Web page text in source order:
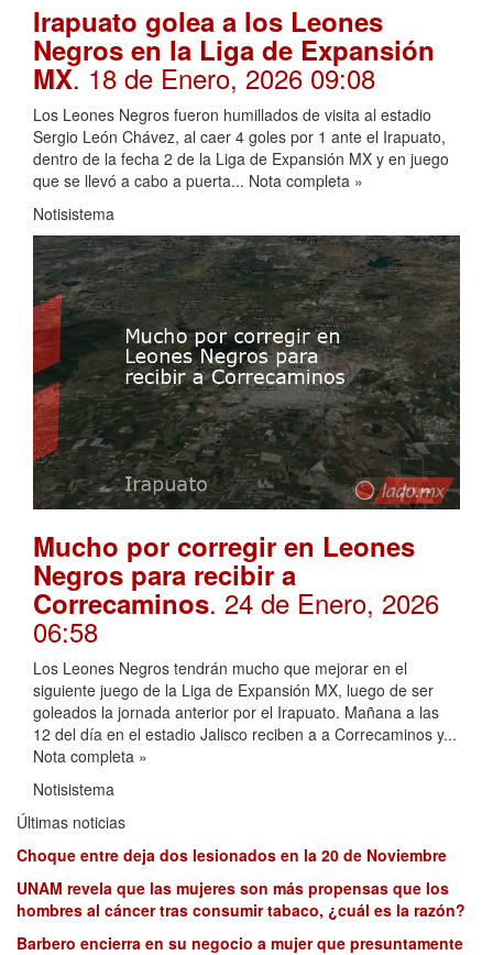
Irapuato golea a los Leones
Negros en la Liga de Expansión
MX. 18 de Enero, 2026 09:08
Los Leones Negros fueron humillados de visita al estadio
Sergio León Chávez, al caer 4 goles por 1 ante el Irapuato,
dentro de la fecha 2 de la Liga de Expansión MX y en juego
que se llevó a cabo a puerta... Nota completa »
Notisistema
Mucho por corregir en Leones
Negros para recibir a
Correcaminos. 24 de Enero, 2026
06:58
Los Leones Negros tendrán mucho que mejorar en el
siguiente juego de la Liga de Expansión MX, luego de ser
goleados la jornada anterior por el Irapuato. Mañana a las
12 del día en el estadio Jalisco reciben a a Correcaminos y...
Nota completa »
Notisistema
Últimas noticias
Choque entre deja dos lesionados en la 20 de Noviembre
UNAM revela que las mujeres son más propensas que los
hombres al cáncer tras consumir tabaco, ¿cuál es la razón?
Barbero encierra en su negocio a mujer que presuntamente